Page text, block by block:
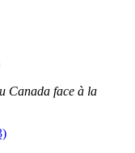
Canada face à la